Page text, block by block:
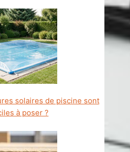
solaires de piscine sont
à poser ?